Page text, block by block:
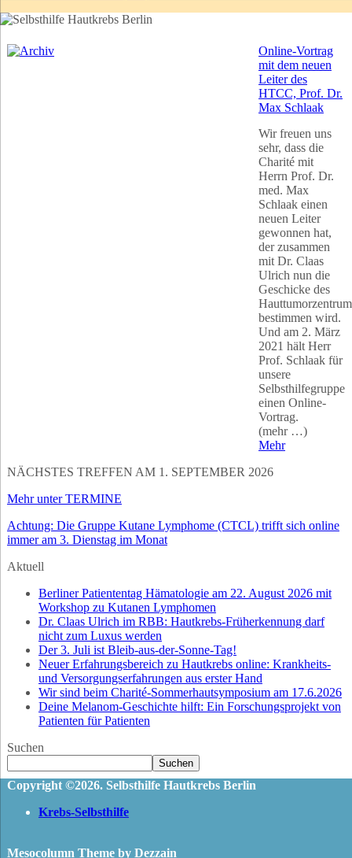
Online-Vortrag
mit dem neuen
Leiter des
HTCC, Prof. Dr.
Max Schlaak
Wir freuen uns
sehr, dass die
Charité mit
Herrn Prof. Dr.
med. Max
Schlaak einen
neuen Leiter
gewonnen hat,
der zusammen
mit Dr. Claas
Ulrich nun die
Geschicke des
bestimmen wird.
Und am 2. März
2021 hält Herr
Prof. Schlaak für
unsere
Selbsthilfegruppe
einen Online-
Vortrag.
(mehr …)
Mehr
NÄCHSTES TREFFEN AM 1. SEPTEMBER 2026
Mehr unter TERMINE
Achtung: Die Gruppe Kutane Lymphome (CTCL) trifft sich online
immer am 3. Dienstag im Monat
Aktuell
Berliner Patiententag Hämatologie am 22. August 2026 mit
Workshop zu Kutanen Lymphomen
Dr. Claas Ulrich im RBB: Hautkrebs-Früherkennung darf
nicht zum Luxus werden
Der 3. Juli ist Bleib-aus-der-Sonne-Tag!
Neuer Erfahrungsbereich zu Hautkrebs online: Krankheits-
und Versorgungserfahrungen aus erster Hand
Wir sind beim Charité-Sommerhautsymposium am 17.6.2026
Deine Melanom-Geschichte hilft: Ein Forschungsprojekt von
Patienten für Patienten
Suchen
Suchen
Copyright ©2026. Selbsthilfe Hautkrebs Berlin
Krebs-Selbsthilfe
Mesocolumn Theme by Dezzain